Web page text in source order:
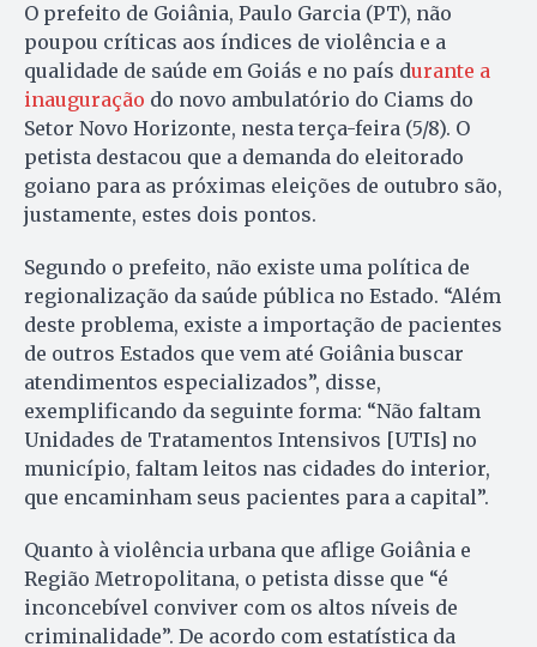
O prefeito de Goiânia, Paulo Garcia (PT), não
poupou críticas aos índices de violência e a
qualidade de saúde em Goiás e no país durante a
inauguração do novo ambulatório do Ciams do
Setor Novo Horizonte, nesta terça-feira (5/8). O
petista destacou que a demanda do eleitorado
goiano para as próximas eleições de outubro são,
justamente, estes dois pontos.
Segundo o prefeito, não existe uma política de
regionalização da saúde pública no Estado. “Além
deste problema, existe a importação de pacientes
de outros Estados que vem até Goiânia buscar
atendimentos especializados”, disse,
exemplificando da seguinte forma: “Não faltam
Unidades de Tratamentos Intensivos [UTIs] no
município, faltam leitos nas cidades do interior,
que encaminham seus pacientes para a capital”.
Quanto à violência urbana que aflige Goiânia e
Região Metropolitana, o petista disse que “é
inconcebível conviver com os altos níveis de
criminalidade”. De acordo com estatística da